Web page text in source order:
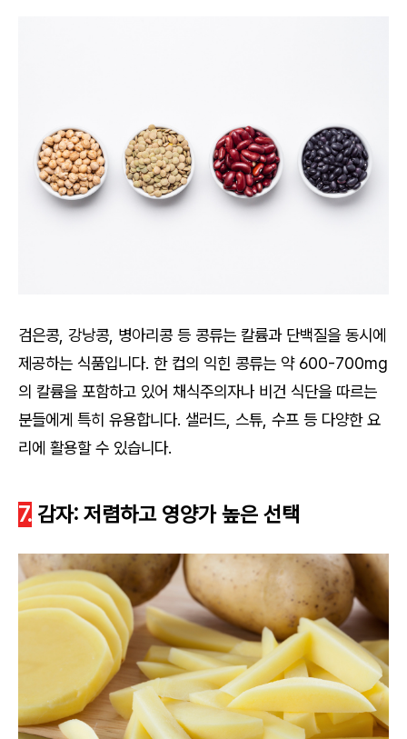
검은콩, 강낭콩, 병아리콩 등 콩류는 칼륨과 단백질을 동시에
제공하는 식품입니다. 한 컵의 익힌 콩류는 약 600-700mg
의 칼륨을 포함하고 있어 채식주의자나 비건 식단을 따르는
분들에게 특히 유용합니다. 샐러드, 스튜, 수프 등 다양한 요
리에 활용할 수 있습니다.
7. 감자: 저렴하고 영양가 높은 선택